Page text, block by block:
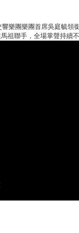
樂團樂團首席吳庭毓領
聯手，全場掌聲持續